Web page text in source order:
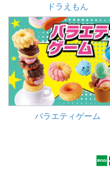
ドラえもん
バラエティゲーム